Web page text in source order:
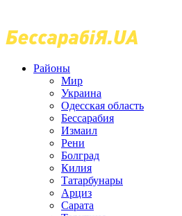
Районы
Мир
Украина
Одесская область
Бессарабия
Измаил
Рени
Болград
Килия
Татарбунары
Арциз
Сарата